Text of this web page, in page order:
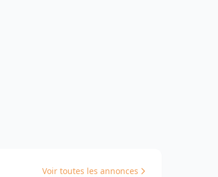
Voir toutes les annonces